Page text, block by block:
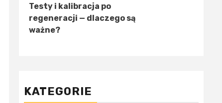
Testy i kalibracja po
regeneracji — dlaczego są
ważne?
KATEGORIE